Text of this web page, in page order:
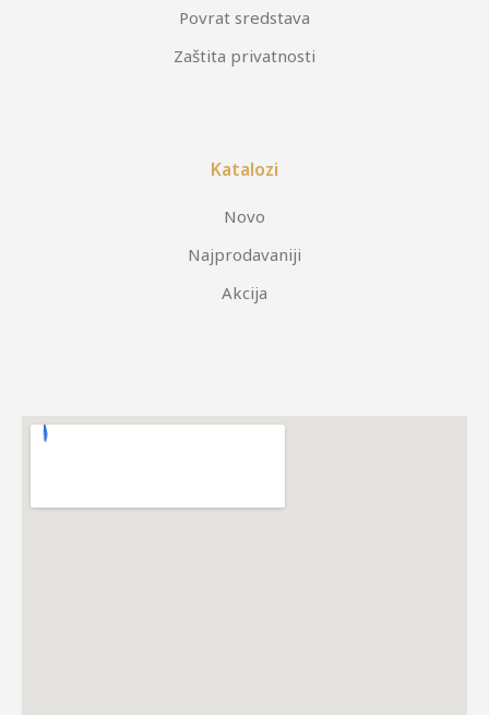
Povrat sredstava
Zaštita privatnosti
Katalozi
Novo
Najprodavaniji
Akcija